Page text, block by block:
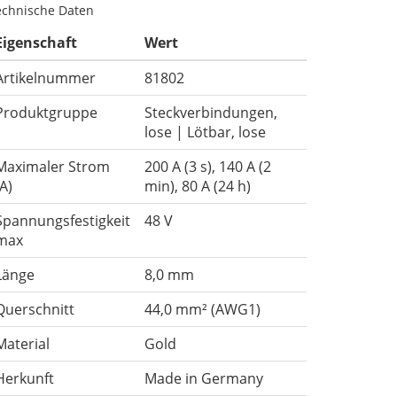
Daten
Wert
81802
Steckverbindungen,
lose | Lötbar, lose
Strom
200 A (3 s), 140 A (2
min), 80 A (24 h)
48 V
8,0 mm
44,0 mm² (AWG1)
Gold
Made in Germany